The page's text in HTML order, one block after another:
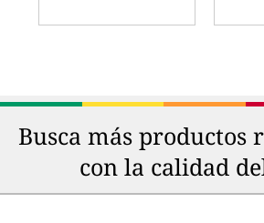
Busca más productos
con la calidad